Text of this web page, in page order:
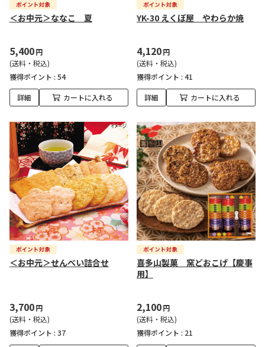
＜お中元＞ななこ 夏
5,400円
(送料・税込)
獲得ポイント : 54
詳細 カートに入れる
YK-30 えくぼ屋 やわらか焼
4,120円
(送料・税込)
獲得ポイント : 41
詳細 カートに入れる
＜お中元＞せんべい詰合せ
3,700円
(送料・税込)
獲得ポイント : 37
喜多山製菓 窯どおこげ【慶事
用】
2,100円
(送料・税込)
獲得ポイント : 21